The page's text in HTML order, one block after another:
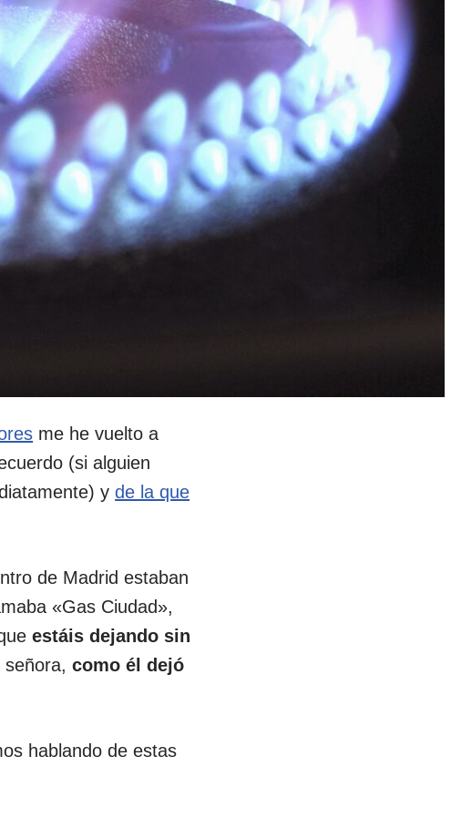
me he vuelto a
(si alguien
yde la que
de Madrid estaban
«Gas Ciudad»,
estáis dejando sin
como él dejó
hablando de estas